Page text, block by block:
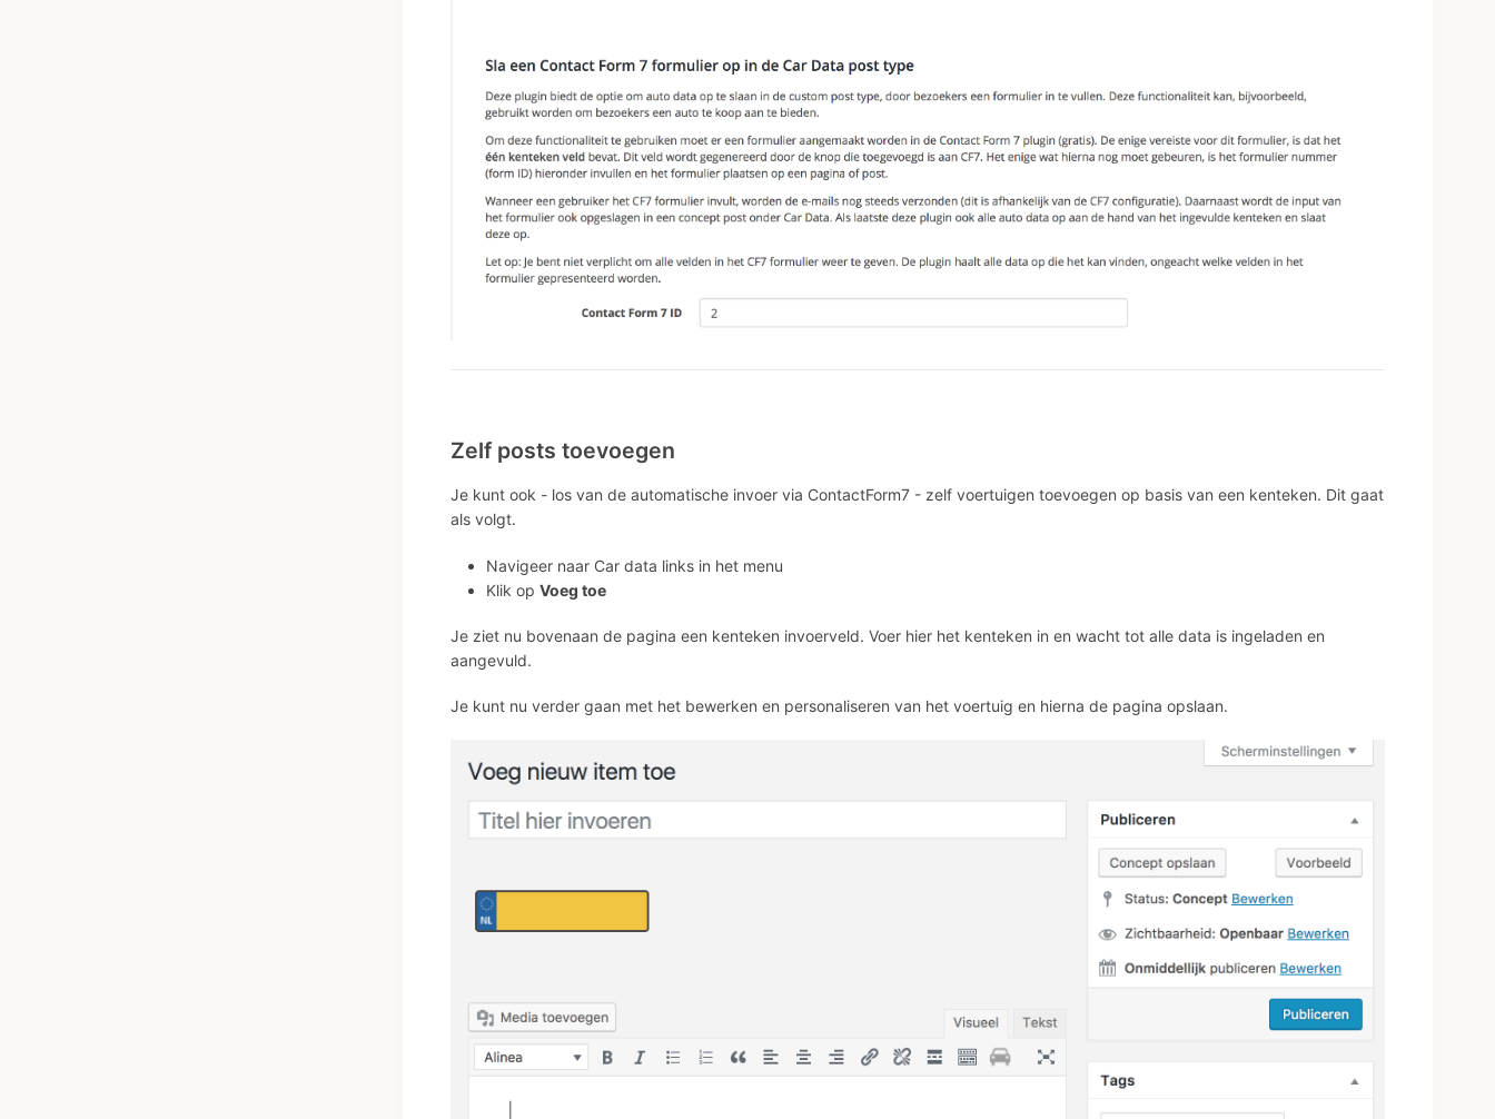
Zelf posts toevoegen
Je kunt ook - los van de automatische invoer via ContactForm7 - zelf voertuigen toevoegen op basis van een kenteken. Dit gaat
als volgt.
Navigeer naar Car data links in het menu
Klik op Voeg toe
Je ziet nu bovenaan de pagina een kenteken invoerveld. Voer hier het kenteken in en wacht tot alle data is ingeladen en
aangevuld.
Je kunt nu verder gaan met het bewerken en personaliseren van het voertuig en hierna de pagina opslaan.